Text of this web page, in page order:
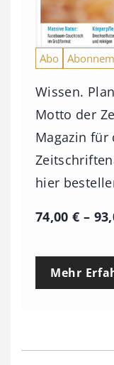
Abo
Wissen.
Motto der
Magazin für
hier
74,00€ –
Mehr